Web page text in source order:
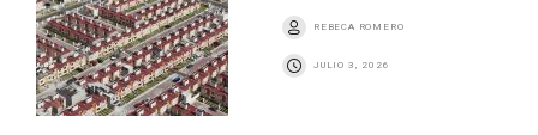
REBECA ROMERO
JULIO 3, 2026